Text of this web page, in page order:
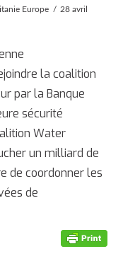
Europe
28 avril
la coalition
par la Banque
sécurité
Water
un milliard de
de coordonner les
de